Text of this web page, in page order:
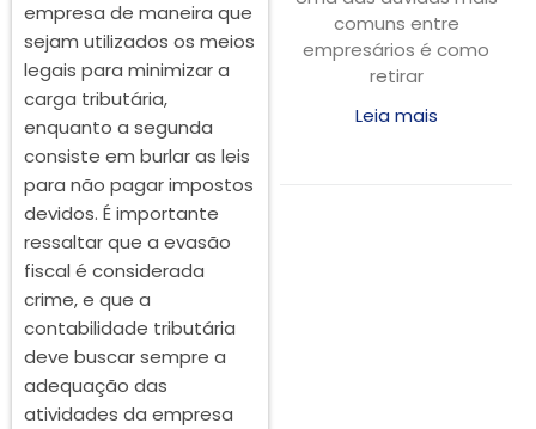
empresa de maneira que
sejam utilizados os meios
legais para minimizar a
carga tributária,
enquanto a segunda
consiste em burlar as leis
para não pagar impostos
devidos. É importante
ressaltar que a evasão
fiscal é considerada
crime, e que a
contabilidade tributária
deve buscar sempre a
adequação das
atividades da empresa
comuns entre
empresários é como
retirar
Leia mais